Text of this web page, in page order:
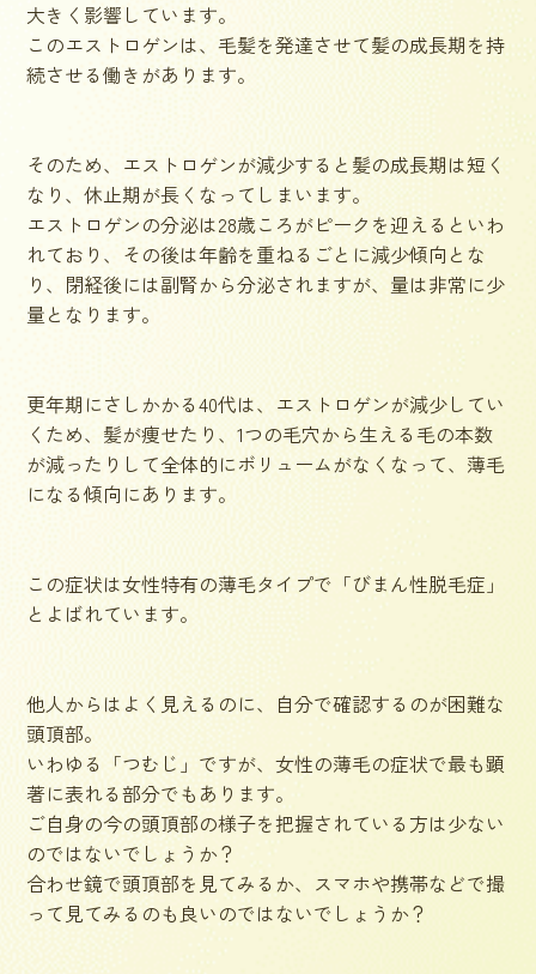
大きく影響しています。
このエストロゲンは、毛髪を発達させて髪の成長期を持
続させる働きがあります。
そのため、エストロゲンが減少すると髪の成長期は短く
なり、休止期が長くなってしまいます。
エストロゲンの分泌は28歳ころがピークを迎えるといわ
れており、その後は年齢を重ねるごとに減少傾向とな
り、閉経後には副腎から分泌されますが、量は非常に少
量となります。
更年期にさしかかる40代は、エストロゲンが減少してい
くため、髪が痩せたり、1つの毛穴から生える毛の本数
が減ったりして全体的にボリュームがなくなって、薄毛
になる傾向にあります。
この症状は女性特有の薄毛タイプで「びまん性脱毛症」
とよばれています。
他人からはよく見えるのに、自分で確認するのが困難な
頭頂部。
いわゆる「つむじ」ですが、女性の薄毛の症状で最も顕
著に表れる部分でもあります。
ご自身の今の頭頂部の様子を把握されている方は少ない
のではないでしょうか？
合わせ鏡で頭頂部を見てみるか、スマホや携帯などで撮
って見てみるのも良いのではないでしょうか？